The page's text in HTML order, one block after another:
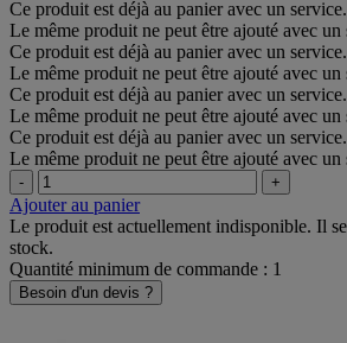
Ce produit est déjà au panier avec un service.
Le même produit ne peut être ajouté avec
Ce produit est déjà au panier avec un service.
Le même produit ne peut être ajouté avec
Ce produit est déjà au panier avec un service.
Le même produit ne peut être ajouté avec
Ce produit est déjà au panier avec un service.
Le même produit ne peut être ajouté avec
- +
Ajouter au panier
Le produit est actuellement indisponible. Il
stock.
Quantité minimum de commande : 1
Besoin d'un devis ?